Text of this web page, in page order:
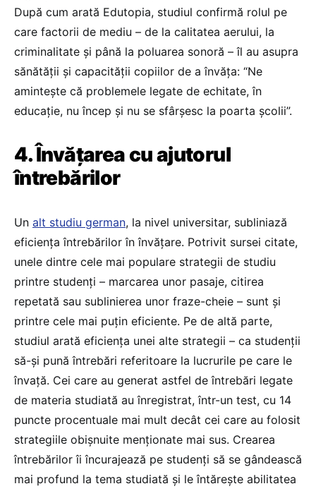
După cum arată Edutopia, studiul confirmă rolul pe
care factorii de mediu – de la calitatea aerului, la
criminalitate și până la poluarea sonoră – îl au asupra
sănătății și capacității copiilor de a învăța: “Ne
amintește că problemele legate de echitate, în
educație, nu încep și nu se sfârșesc la poarta școlii”.
4. Învățarea cu ajutorul
întrebărilor
Un alt studiu german, la nivel universitar, subliniază
eficiența întrebărilor în învățare. Potrivit sursei citate,
unele dintre cele mai populare strategii de studiu
printre studenți – marcarea unor pasaje, citirea
repetată sau sublinierea unor fraze-cheie – sunt și
printre cele mai puțin eficiente. Pe de altă parte,
studiul arată eficiența unei alte strategii – ca studenții
să-și pună întrebări referitoare la lucrurile pe care le
învață. Cei care au generat astfel de întrebări legate
de materia studiată au înregistrat, într-un test, cu 14
puncte procentuale mai mult decât cei care au folosit
strategiile obișnuite menționate mai sus. Crearea
întrebărilor îi încurajează pe studenți să se gândească
mai profund la tema studiată și le întărește abilitatea